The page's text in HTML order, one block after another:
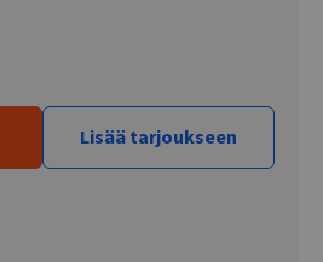
Lisää tarjoukseen